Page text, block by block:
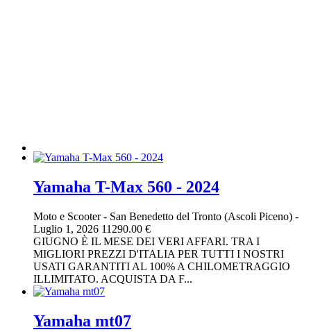
Yamaha T-Max 560 - 2024
Moto e Scooter- San Benedetto del Tronto (Ascoli Piceno) -
Luglio 1, 2026 11290.00 €
GIUGNO È IL MESE DEI VERI AFFARI. TRA I
MIGLIORI PREZZI D'ITALIA PER TUTTI I NOSTRI
USATI GARANTITI AL 100% A CHILOMETRAGGIO
ILLIMITATO. ACQUISTA DA F...
Yamaha mt07